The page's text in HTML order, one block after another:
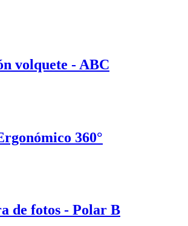
volquete - ABC
360°
de fotos - Polar B